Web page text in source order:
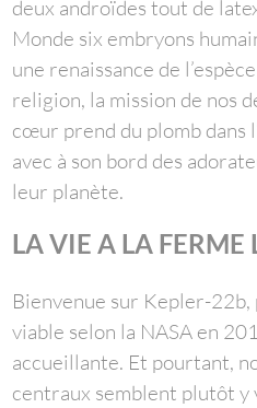
deux androïdes tout de
Monde six embryons
une renaissance de
religion, la mission de nos
cœur prend du plomb dans
avec à son bord des
leur planète.
LA VIE A LA FERME
Bienvenue sur Kepler-
viable selon la NASA en
accueillante. Et pourtant,
centraux semblent plutôt y